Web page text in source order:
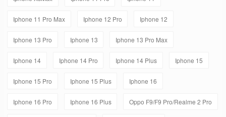
Iphone 11 Pro Max Iphone 12 Pro Iphone 12
Iphone 13 Pro Iphone 13 Iphone 13 Pro Max
Iphone 14 Iphone 14 Pro Iphone 14 Plus Iphone 15
Iphone 15 Pro Iphone 15 Plus Iphone 16
Iphone 16 Pro Iphone 16 Plus Oppo F9/F9 Pro/Realme 2 Pro